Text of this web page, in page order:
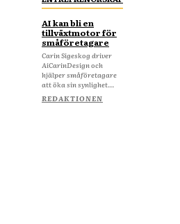
AI kan bli en
tillväxtmotor för
småföretagare
Carin Sigeskog driver
AiCarinDesign och
hjälper småföretagare
att öka sin synlighet...
REDAKTIONEN